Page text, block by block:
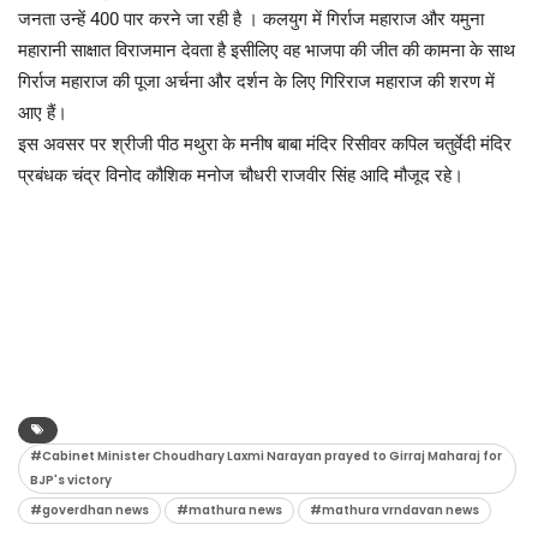
जनता उन्हें 400 पार करने जा रही है । कलयुग में गिर्राज महाराज और यमुना
महारानी साक्षात विराजमान देवता है इसीलिए वह भाजपा की जीत की कामना के साथ
गिर्राज महाराज की पूजा अर्चना और दर्शन के लिए गिरिराज महाराज की शरण में
आए हैं।
इस अवसर पर श्रीजी पीठ मथुरा के मनीष बाबा मंदिर रिसीवर कपिल चतुर्वेदी मंदिर
प्रबंधक चंद्र विनोद कौशिक मनोज चौधरी राजवीर सिंह आदि मौजूद रहे।
#Cabinet Minister Choudhary Laxmi Narayan prayed to Girraj Maharaj for
BJP's victory
#goverdhan news
#mathura news #mathura vrndavan news